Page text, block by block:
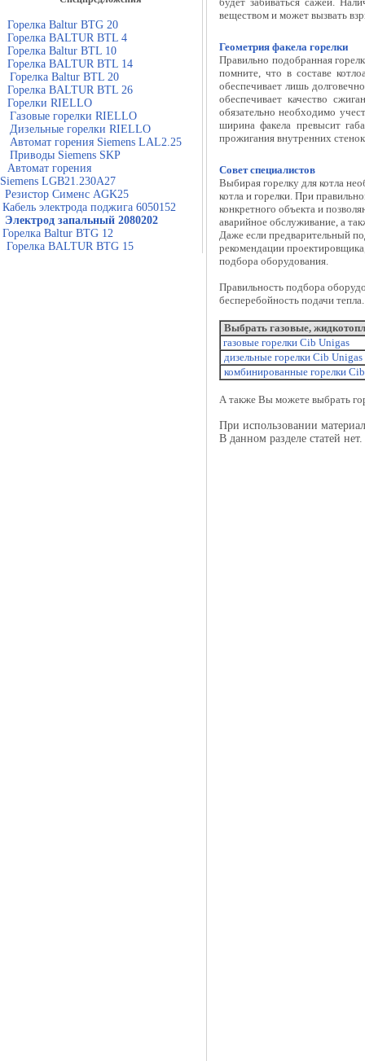
Горелка Baltur BTG 20
Горелка BALTUR BTL 4
Горелка Baltur BTL 10
Горелка BALTUR BTL 14
Горелка Baltur BTL 20
Горелка BALTUR BTL 26
Горелки RIELLO
Газовые горелки RIELLO
Дизельные горелки RIELLO
Автомат горения Siemens LAL2.25
Приводы Siemens SKP
Автомат горения
Siemens LGB21.230A27
Резистор Сименс AGK25
Кабель электрода поджига 6050152
Электрод запальный 2080202
Горелка Baltur BTG 12
Горелка BALTUR BTG 15
веществом и может вызвать
Геометрия факела горелки
Правильно подобранная
помните, что в составе
обеспечивает лишь
обеспечивает качество
обязательно необходимо
ширина факела превысит
прожигания внутренних
Совет специалистов
Выбирая горелку для котла
котла и горелки. При
конкретного объекта и
аварийное обслуживание, а
Даже если предварительный
рекомендации
подбора оборудования.
Правильность подбора
бесперебойность подачи тепла.
Выбрать газовые,
газовые горелки Cib Unigas
дизельные горелки Cib Unigas
комбинированные горелки
А также Вы можете выбрать
При использовании
В данном разделе статей нет.